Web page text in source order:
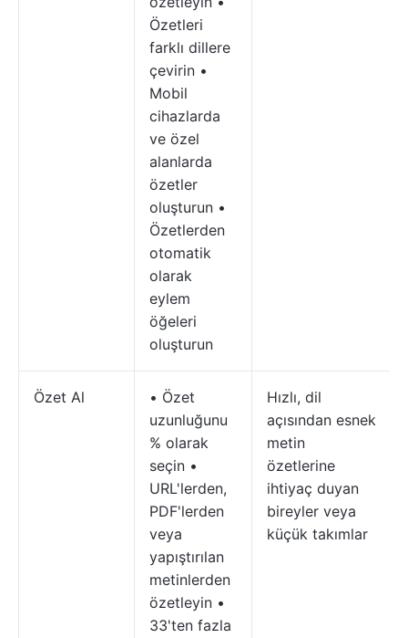
Özetleri
farklı dillere
çevirin •
Mobil
cihazlarda
ve özel
alanlarda
özetler
oluşturun •
Özetlerden
otomatik
olarak
eylem
öğeleri
oluşturun
Özet Al
• Özet
uzunluğunu
% olarak
seçin •
URL'lerden,
PDF'lerden
veya
yapıştırılan
metinlerden
özetleyin •
33'ten fazla
Hızlı, dil
açısından esnek
metin
özetlerine
ihtiyaç duyan
bireyler veya
küçük takımlar